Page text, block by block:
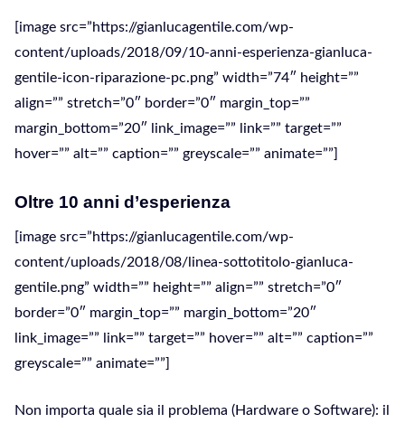
[image src=”https://gianlucagentile.com/wp-
content/uploads/2018/09/10-anni-esperienza-gianluca-
gentile-icon-riparazione-pc.png” width=”74″ height=””
align=”” stretch=”0″ border=”0″ margin_top=””
margin_bottom=”20″ link_image=”” link=”” target=””
hover=”” alt=”” caption=”” greyscale=”” animate=””]
Oltre 10 anni d’esperienza
[image src=”https://gianlucagentile.com/wp-
content/uploads/2018/08/linea-sottotitolo-gianluca-
gentile.png” width=”” height=”” align=”” stretch=”0″
border=”0″ margin_top=”” margin_bottom=”20″
link_image=”” link=”” target=”” hover=”” alt=”” caption=””
greyscale=”” animate=””]
Non importa quale sia il problema (Hardware o Software): il